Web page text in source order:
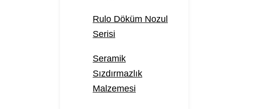
Rulo Döküm Nozul
Serisi
Seramik
Sızdırmazlık
Malzemesi